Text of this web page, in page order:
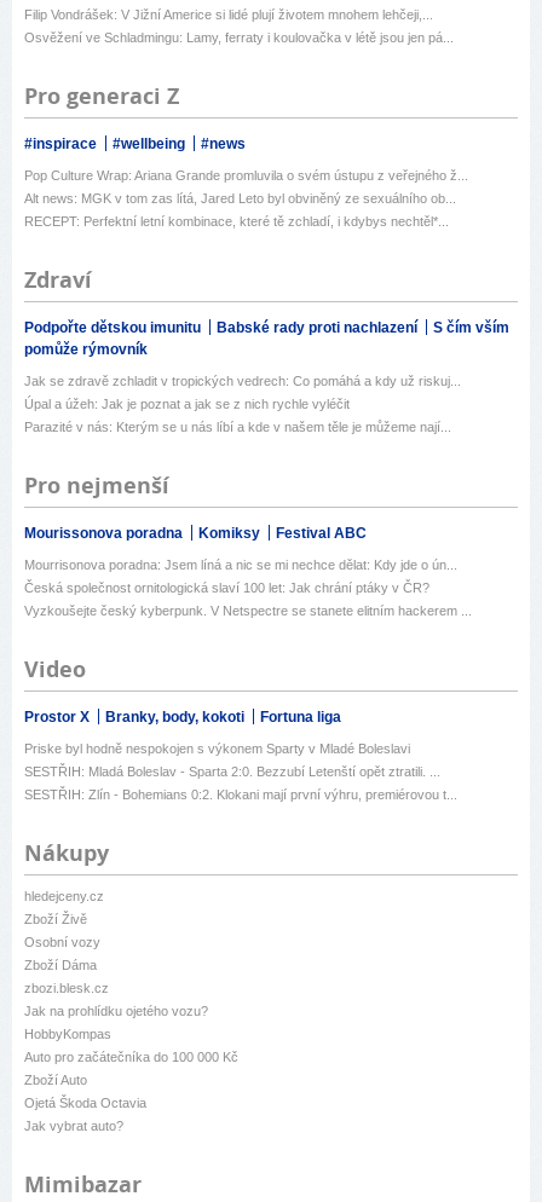
Filip Vondrášek: V Jižní Americe si lidé plují životem mnohem lehčeji,...
Osvěžení ve Schladmingu: Lamy, ferraty i koulovačka v létě jsou jen pá...
Pro generaci Z
#inspirace #wellbeing #news
Pop Culture Wrap: Ariana Grande promluvila o svém ústupu z veřejného ž...
Alt news: MGK v tom zas lítá, Jared Leto byl obviněný ze sexuálního ob...
RECEPT: Perfektní letní kombinace, které tě zchladí, i kdybys nechtěl*...
Zdraví
Podpořte dětskou imunitu Babské rady proti nachlazení
S čím vším
pomůže rýmovník
Jak se zdravě zchladit v tropických vedrech: Co pomáhá a kdy už riskuj...
Úpal a úžeh: Jak je poznat a jak se z nich rychle vyléčit
Parazité v nás: Kterým se u nás líbí a kde v našem těle je můžeme nají...
Pro nejmenší
Mourissonova poradna Komiksy Festival ABC
Mourrisonova poradna: Jsem líná a nic se mi nechce dělat: Kdy jde o ún...
Česká společnost ornitologická slaví 100 let: Jak chrání ptáky v ČR?
Vyzkoušejte český kyberpunk. V Netspectre se stanete elitním hackerem ...
Video
Prostor X Branky, body, kokoti Fortuna liga
Priske byl hodně nespokojen s výkonem Sparty v Mladé Boleslavi
SESTŘIH: Mladá Boleslav - Sparta 2:0. Bezzubí Letenští opět ztratili. ...
SESTŘIH: Zlín - Bohemians 0:2. Klokani mají první výhru, premiérovou t...
Nákupy
hledejceny.cz
Zboží Živě
Osobní vozy
Zboží Dáma
zbozi.blesk.cz
Jak na prohlídku ojetého vozu?
HobbyKompas
Auto pro začátečníka do 100 000 Kč
Zboží Auto
Ojetá Škoda Octavia
Jak vybrat auto?
Mimibazar